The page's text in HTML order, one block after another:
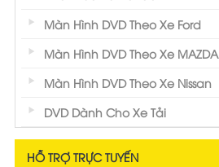
Màn Hình DVD Theo Xe Ford
Màn Hình DVD Theo Xe MAZDA
Màn Hình DVD Theo Xe Nissan
DVD Dành Cho Xe Tải
HỖ TRỢ TRỰC TUYẾN